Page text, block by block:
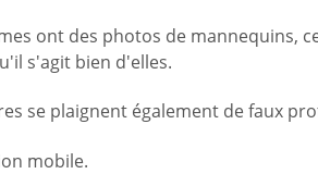
ont des photos de mannequins,
s'agit bien d'elles.
se plaignent également de faux
mobile.